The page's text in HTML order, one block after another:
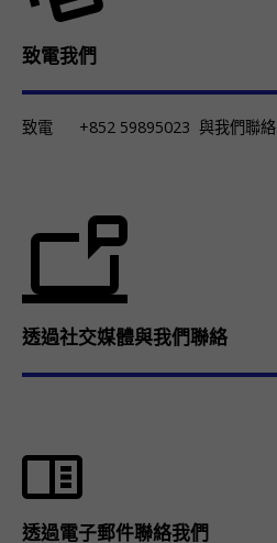
致電我們
致電 +852 59895023 與我們聯絡
透過社交媒體與我們聯絡
透過電子郵件聯絡我們